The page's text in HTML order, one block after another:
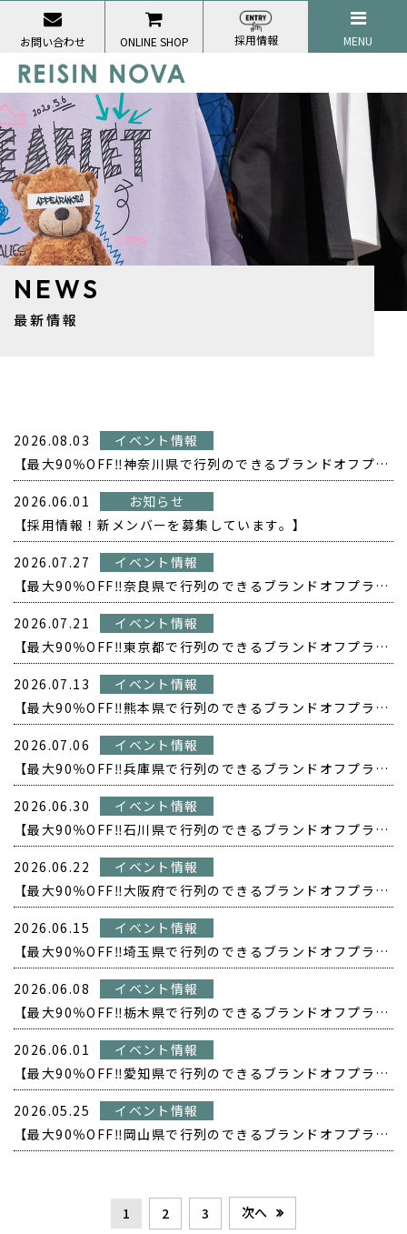
NEWS
最新情報
2026.08.03
イベント情報
【最大90％OFF‼️神奈川県で行列のできるブランドオフプライス POPUP開催❗️】
2026.06.01
お知らせ
【採用情報！新メンバーを募集しています。】
2026.07.27
イベント情報
【最大90％OFF‼️奈良県で行列のできるブランドオフプライス POPUP開催❗️】
2026.07.21
イベント情報
【最大90％OFF‼️東京都で行列のできるブランドオフプライス POPUP開催❗️】
2026.07.13
イベント情報
【最大90％OFF‼️熊本県で行列のできるブランドオフプライス POPUP開催❗️】
2026.07.06
イベント情報
【最大90％OFF‼️兵庫県で行列のできるブランドオフプライス POPUP開催❗️】
2026.06.30
イベント情報
【最大90％OFF‼️石川県で行列のできるブランドオフプライス POPUP開催❗️】
2026.06.22
イベント情報
【最大90％OFF‼️大阪府で行列のできるブランドオフプライス POPUP開催❗️】
2026.06.15
イベント情報
【最大90％OFF‼️埼玉県で行列のできるブランドオフプライス POPUP開催❗️】
2026.06.08
イベント情報
【最大90％OFF‼️栃木県で行列のできるブランドオフプライス POPUP開催❗️】
2026.06.01
イベント情報
【最大90％OFF‼️愛知県で行列のできるブランドオフプライス POPUP開催❗️】
2026.05.25
イベント情報
【最大90％OFF‼️岡山県で行列のできるブランドオフプライス POPUP開催❗️】
1 2 3 次へ
お問い合わせ ONLINE SHOP 採用情報 MENU